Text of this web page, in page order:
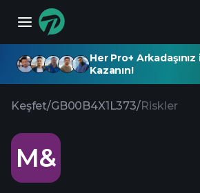
Her Pro+
Kazanın!
Keşfet/GB00B4X1L373/Riskler
M&